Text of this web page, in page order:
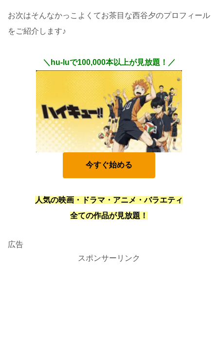
お次はそんなかっこよくてお茶目な西谷夕のプロフィール
をご紹介します♪
＼hu-luで100,000本以上が見放題！／
今すぐ始める
人気の映画・ドラマ・アニメ・バラエティ
全ての作品が見放題！
広告
スポンサーリンク